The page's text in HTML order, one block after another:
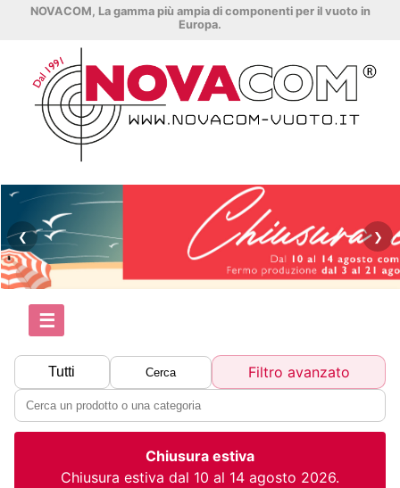
NOVACOM, La gamma più ampia di componenti per il vuoto in
Europa.
❮ ❯
☰
Tutti Cerca Filtro avanzato
Chiusura estiva
Chiusura estiva dal 10 al 14 agosto 2026.